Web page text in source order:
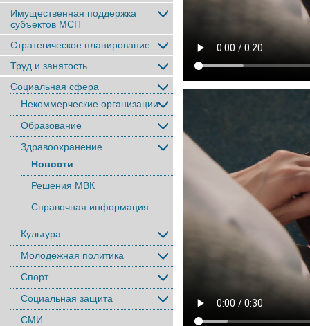
Имущественная поддержка
субъектов МСП
Стратегическое планирование
Труд и занятость
Социальная сфера
Некоммерческие организации
Образование
Здравоохранение
Новости
Решения МВК
Справочная информация
Культура
Молодежная политика
Спорт
Социальная защита
СМИ